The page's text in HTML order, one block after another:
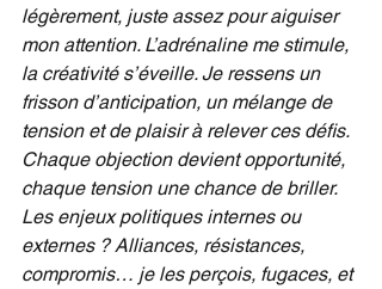
légèrement, juste assez pour aiguiser
mon attention. L’adrénaline me stimule,
la créativité s’éveille. Je ressens un
frisson d’anticipation, un mélange de
tension et de plaisir à relever ces défis.
Chaque objection devient opportunité,
chaque tension une chance de briller.
Les enjeux politiques internes ou
externes ? Alliances, résistances,
compromis… je les perçois, fugaces, et